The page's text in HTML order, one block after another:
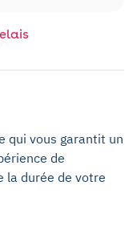
qui vous garantit un
de
la durée de votre